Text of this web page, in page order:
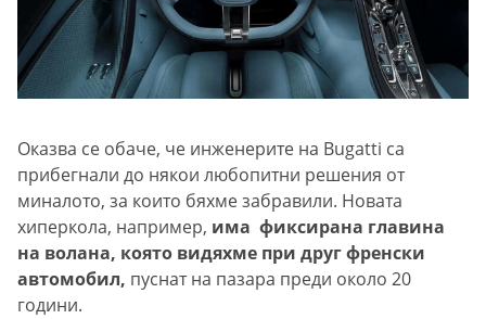
Оказва се обаче, че инженерите на Bugatti са
прибегнали до някои любопитни решения от
миналото, за които бяхме забравили. Новата
хиперкола, например, има фиксирана главина
на волана, която видяхме при друг френски
автомобил, пуснат на пазара преди около 20
години.